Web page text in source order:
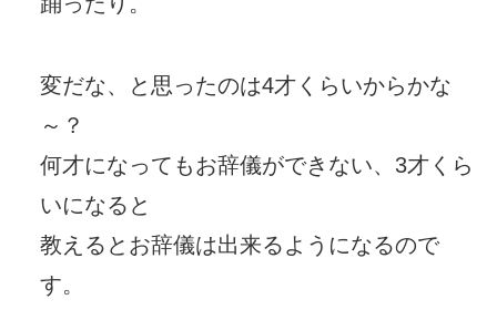
変だな、と思ったのは4才くらいからかな
～？
何才になってもお辞儀ができない、3才くら
いになると
教えるとお辞儀は出来るようになるので
す。